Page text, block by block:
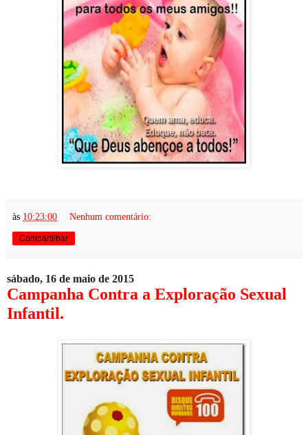
às 10:23:00 Nenhum comentário:
Compartilhar
sábado, 16 de maio de 2015
Campanha Contra a Exploração Sexual
Infantil.